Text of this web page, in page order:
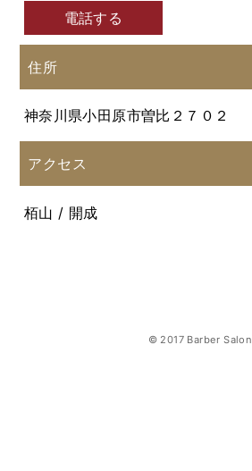
電話する
住所
神奈川県小田原市曽比２７０２
アクセス
栢山 / 開成
© 2017 Barber Salon